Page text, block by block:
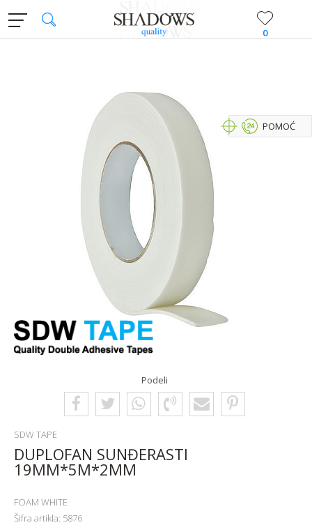
0
Podeli
SDW TAPE
DUPLOFAN SUNĐERASTI
19MM*5M*2MM
FOAM WHITE
Šifra artikla: 5876
POMOĆ